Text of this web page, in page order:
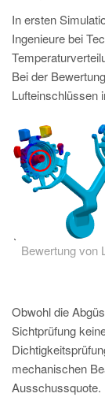
MAGMA Korea
KO
In ersten
Ingenieure bei
Bei der
Lufteinschlüssen
Bewertung von
Obwohl die
Sichtprüfung
mechanischen